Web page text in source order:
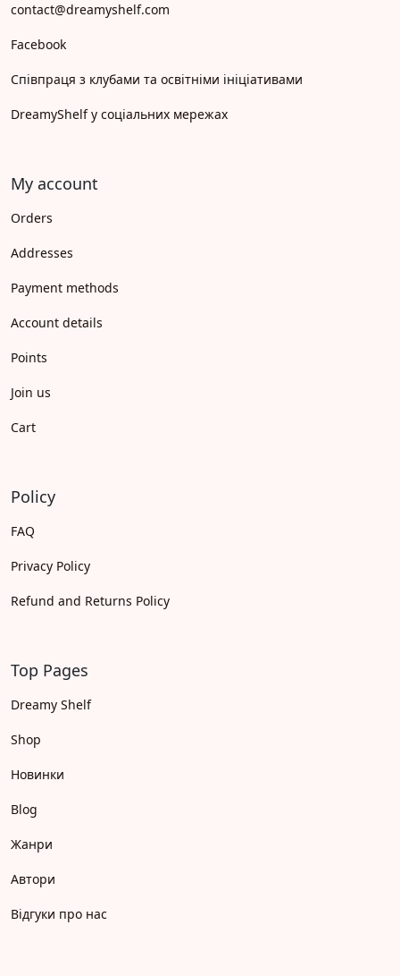
contact@dreamyshelf.com
Facebook
Співпраця з клубами та освітніми ініціативами
DreamyShelf у соціальних мережах
My account
Orders
Addresses
Payment methods
Account details
Points
Join us
Cart
Policy
FAQ
Privacy Policy
Refund and Returns Policy
Top Pages
Dreamy Shelf
Shop
Новинки
Blog
Жанри
Автори
Відгуки про нас